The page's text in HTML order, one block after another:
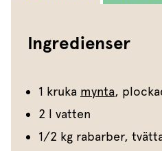
Ingredienser
1 kruka mynta,
2 l vatten
1/2 kg rabarber,